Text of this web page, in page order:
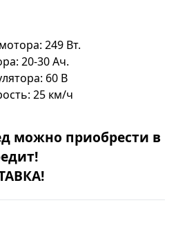
249 Вт.
20-30 Ач.
60 В
25 км/ч
можно приобрести в
!